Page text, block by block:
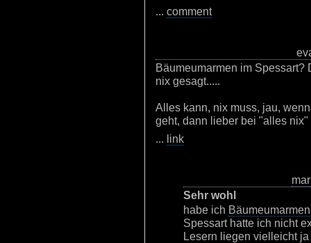
... comment
Bäumeumarmen im Spessart?
nix gesagt.....
Alles kann, nix muss, jau,
geht, dann lieber bei "alles
... link
Sehr wohl
habe ich
Spessart hatte ich nicht
Lesern liegen vielleicht